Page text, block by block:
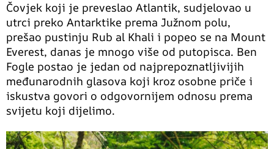
Čovjek koji je preveslao Atlantik, sudjelovao u
utrci preko Antarktike prema Južnom polu,
prešao pustinju Rub al Khali i popeo se na Mount
Everest, danas je mnogo više od putopisca. Ben
Fogle postao je jedan od najprepoznatljivijih
međunarodnih glasova koji kroz osobne priče i
iskustva govori o odgovornijem odnosu prema
svijetu koji dijelimo.